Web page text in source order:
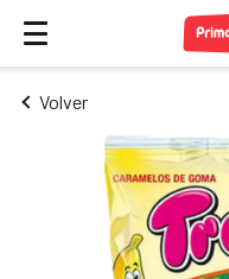
Volver